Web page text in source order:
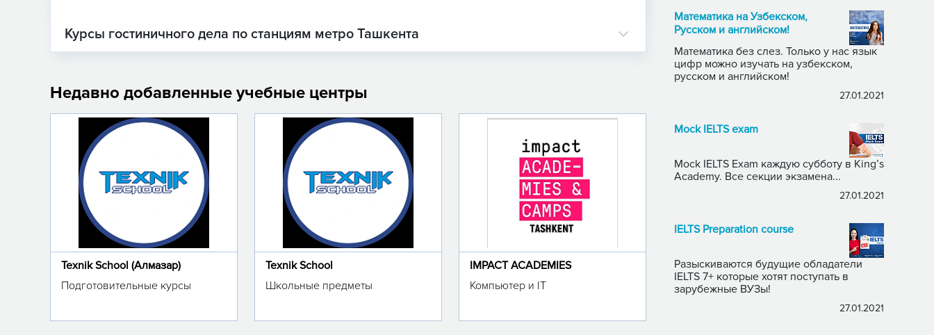
Курсы гостиничного дела по станциям метро Ташкента
Недавно добавленные учебные центры
Texnik School (Алмазар)
Подготовительные курсы
Texnik School
Школьные предметы
IMPACT ACADEMIES
Компьютер и IT
Математика на Узбекском,
Русском и английском!
Математика без слез. Только у нас язык
цифр можно изучать на узбекском,
русском и английском!
27.01.2021
Mock IELTS exam
Mock IELTS Exam каждую субботу в King’s
Academy. Все секции экзамена...
27.01.2021
IELTS Preparation course
Разыскиваются будущие обладатели
IELTS 7+ которые хотят поступать в
зарубежные ВУЗы!
27.01.2021